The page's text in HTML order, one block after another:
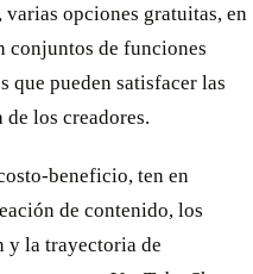
opciones gratuitas, en
conjuntos de funciones
que pueden satisfacer las
de los creadores.
beneficio, ten en
de contenido, los
y la trayectoria de